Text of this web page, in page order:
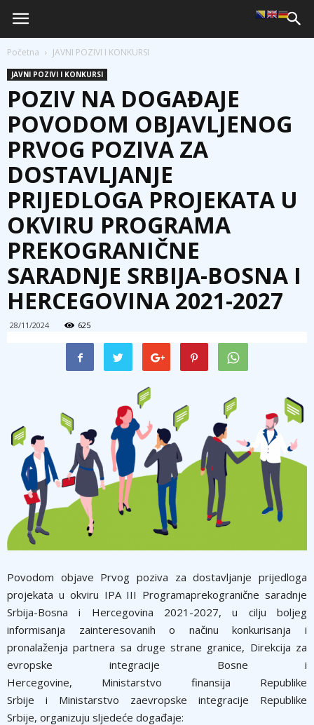
Početna JAVNI POZIVI I KONKURSI
JAVNI POZIVI I KONKURSI
POZIV NA DOGAĐAJE
POVODOM OBJAVLJENOG
PRVOG POZIVA ZA
DOSTAVLJANJE
PRIJEDLOGA PROJEKATA U
OKVIRU PROGRAMA
PREKOGRANIČNE
SARADNJE SRBIJA-BOSNA I
HERCEGOVINA 2021-2027
28/11/2024 625
Povodom objave Prvog poziva za dostavljanje prijedloga
projekata u okviru IPA III Programaprekogranične saradnje
Srbija-Bosna i Hercegovina 2021-2027, u cilju boljeg
informisanja zainteresovanih o načinu konkurisanja i
pronalaženja partnera sa druge strane granice, Direkcija za
evropske integracije Bosne i
Hercegovine, Ministarstvo finansija Republike
Srbije i Ministarstvo zaevropske integracije Republike
Srbije, organizuju sljedeće događaje: